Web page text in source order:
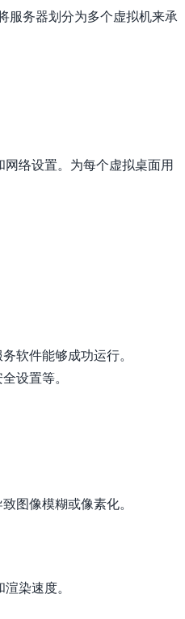
服务器划分为多个虚拟机来承
络设置。为每个虚拟桌面用
软件能够成功运行。
设置等。
图像模糊或像素化。
染速度。